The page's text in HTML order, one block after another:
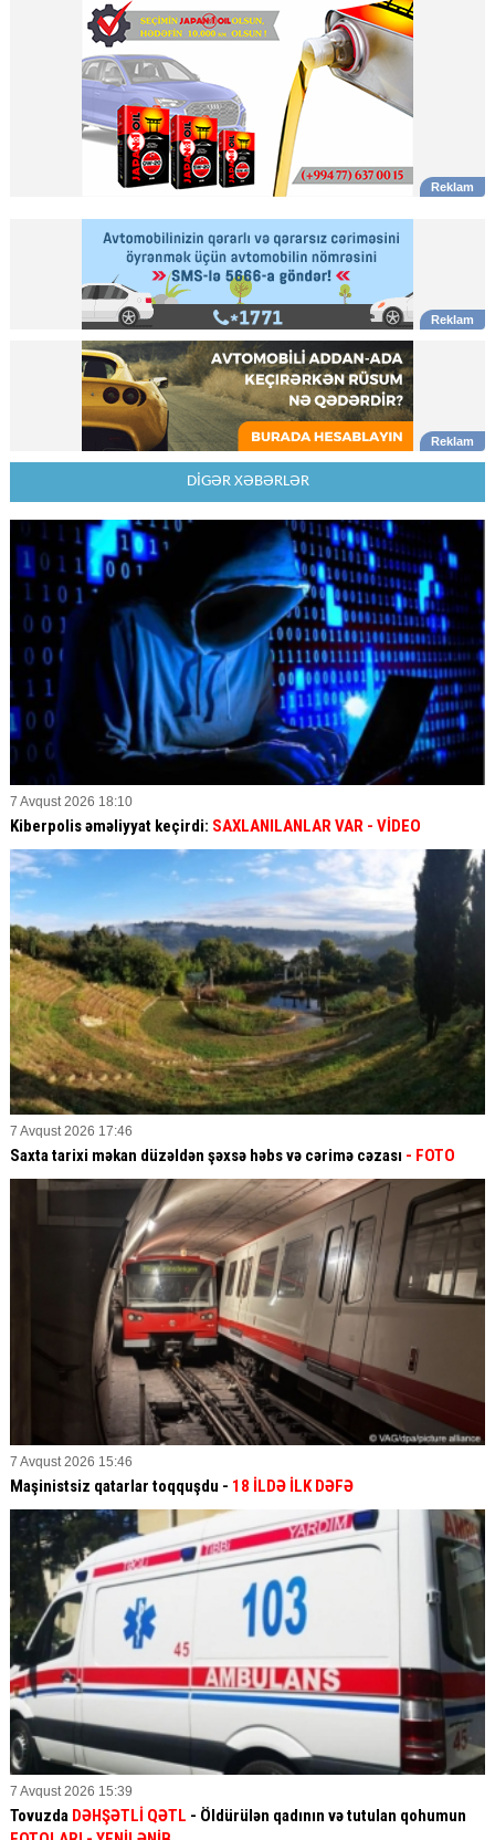
DİGƏR XƏBƏRLƏR
7 Avqust 2026 18:10
Kiberpolis əməliyyat keçirdi: SAXLANILANLAR VAR - VİDEO
7 Avqust 2026 17:46
Saxta tarixi məkan düzəldən şəxsə həbs və cərimə cəzası - FOTO
7 Avqust 2026 15:46
Maşinistsiz qatarlar toqquşdu - 18 İLDƏ İLK DƏFƏ
7 Avqust 2026 15:39
Tovuzda DƏHŞƏTLİ QƏTL - Öldürülən qadının və tutulan qohumun